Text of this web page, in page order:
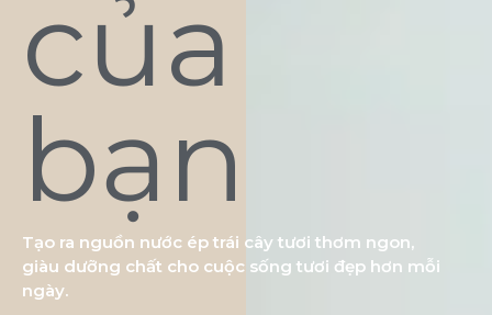
của
bạn
Tạo ra nguồn nước ép trái cây tươi thơm ngon,
giàu dưỡng chất cho cuộc sống tươi đẹp hơn mỗi
ngày.